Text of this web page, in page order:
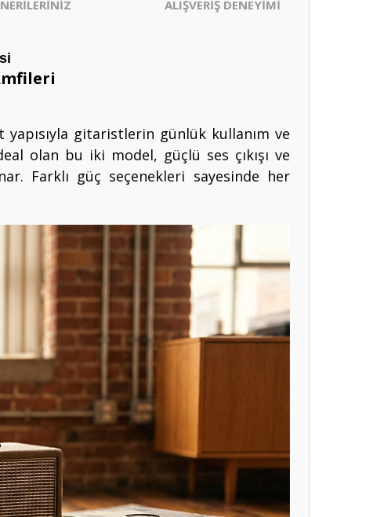
ALIŞVERİŞ DENEYİMİ
gitaristlerin günlük kullanım ve
olan bu iki model, güçlü ses çıkışı ve
Farklı güç seçenekleri sayesinde her